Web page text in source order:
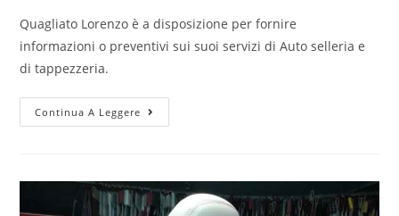
Quagliato Lorenzo è a disposizione per fornire
informazioni o preventivi sui suoi servizi di Auto selleria e
di tappezzeria.
Continua A Leggere